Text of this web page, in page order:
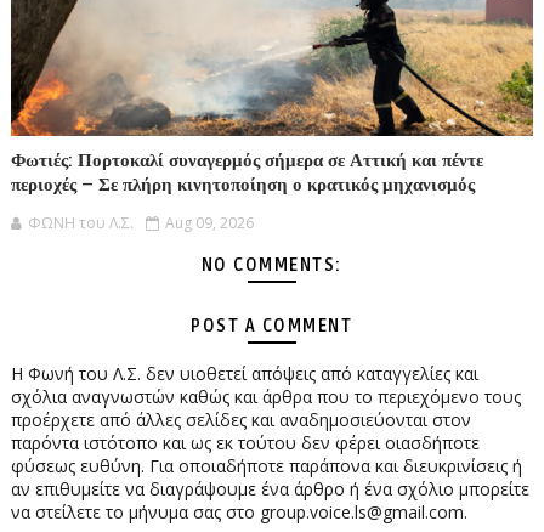
Φωτιές: Πορτοκαλί συναγερμός σήμερα σε Αττική και πέντε
περιοχές – Σε πλήρη κινητοποίηση ο κρατικός μηχανισμός
ΦΩΝΗ του Λ.Σ. Aug 09, 2026
NO COMMENTS:
POST A COMMENT
Η Φωνή του Λ.Σ. δεν υιοθετεί απόψεις από καταγγελίες και
σχόλια αναγνωστών καθώς και άρθρα που το περιεχόμενο τους
προέρχετε από άλλες σελίδες και αναδημοσιεύονται στον
παρόντα ιστότοπο και ως εκ τούτου δεν φέρει οιασδήποτε
φύσεως ευθύνη. Για οποιαδήποτε παράπονα και διευκρινίσεις ή
αν επιθυμείτε να διαγράψουμε ένα άρθρο ή ένα σχόλιο μπορείτε
να στείλετε το μήνυμα σας στο group.voice.ls@gmail.com.